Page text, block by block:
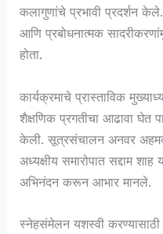
कलागुणांचे प्रभावी प्रदर्शन
आणि प्रबोधनात्मक
होता.
कार्यक्रमाचे प्रास्ताविक
शैक्षणिक प्रगतीचा आढावा घेत
केली. सूत्रसंचालन अनवर
अध्यक्षीय समारोपात सद्दाम शाह
अभिनंदन करून आभार मानले.
स्नेहसंमेलन यशस्वी